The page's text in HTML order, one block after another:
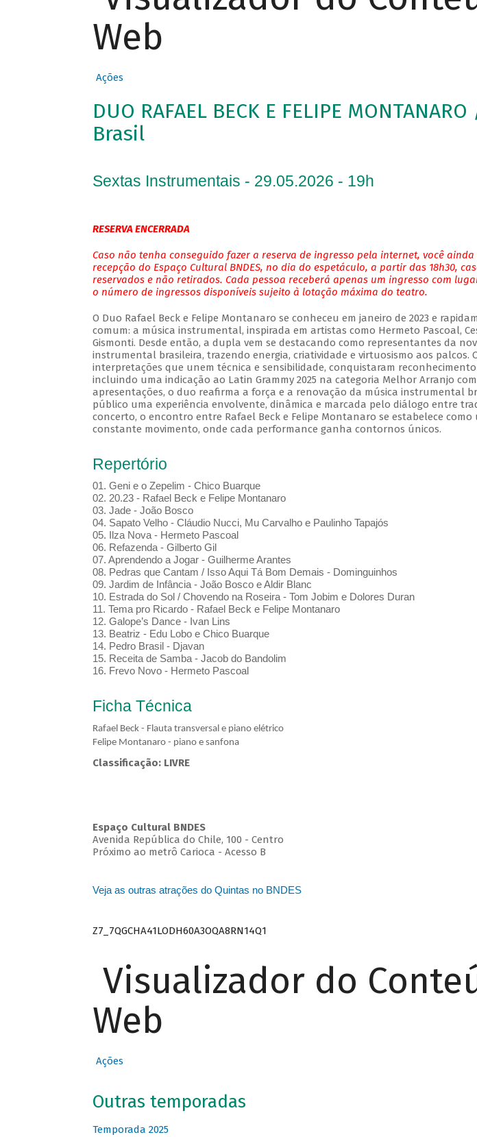
Web
Ações
DUO RAFAEL BECK E FELIPE
Brasil
Sextas Instrumentais - 29.05.2026 - 19h
RESERVA ENCERRADA
Caso não tenha conseguido fazer a reserva de ingresso pela internet, você
recepção do Espaço Cultural BNDES, no dia do espetáculo, a partir das 18h30,
reservados e não retirados. Cada pessoa receberá apenas um ingresso com
o número de ingressos disponíveis sujeito à lotação máxima do teatro.
O Duo Rafael Beck e Felipe Montanaro se conheceu em janeiro de 2023 e
comum: a música instrumental, inspirada em artistas como Hermeto Pascoal,
Gismonti. Desde então, a dupla vem se destacando como representantes da
instrumental brasileira, trazendo energia, criatividade e virtuosismo aos palcos.
interpretações que unem técnica e sensibilidade, conquistaram
incluindo uma indicação ao Latin Grammy 2025 na categoria Melhor Arranjo
apresentações, o duo reafirma a força e a renovação da música instrumental
público uma experiência envolvente, dinâmica e marcada pelo diálogo entre
concerto, o encontro entre Rafael Beck e Felipe Montanaro se estabelece como
constante movimento, onde cada performance ganha contornos únicos.
Repertório
01. Geni e o Zepelim - Chico Buarque
02. 20.23 - Rafael Beck e Felipe Montanaro
03. Jade - João Bosco
04. Sapato Velho - Cláudio Nucci, Mu Carvalho e Paulinho Tapajós
05. Ilza Nova - Hermeto Pascoal
06. Refazenda - Gilberto Gil
07. Aprendendo a Jogar - Guilherme Arantes
08. Pedras que Cantam / Isso Aqui Tá Bom Demais - Dominguinhos
09. Jardim de Infância - João Bosco e Aldir Blanc
10. Estrada do Sol / Chovendo na Roseira - Tom Jobim e Dolores Duran
11. Tema pro Ricardo - Rafael Beck e Felipe Montanaro
12. Galope’s Dance - Ivan Lins
13. Beatriz - Edu Lobo e Chico Buarque
14. Pedro Brasil - Djavan
15. Receita de Samba - Jacob do Bandolim
16. Frevo Novo - Hermeto Pascoal
Ficha Técnica
Rafael Beck - Flauta transversal e piano elétrico
Felipe Montanaro - piano e sanfona
Classificação: LIVRE
Espaço Cultural BNDES
Avenida República do Chile, 100 - Centro
Próximo ao metrô Carioca - Acesso B
Veja as outras atrações do Quintas no BNDES
Z7_7QGCHA41LODH60A3OQA8RN14Q1
Visualizador do
Web
Ações
Outras temporadas
Temporada 2025